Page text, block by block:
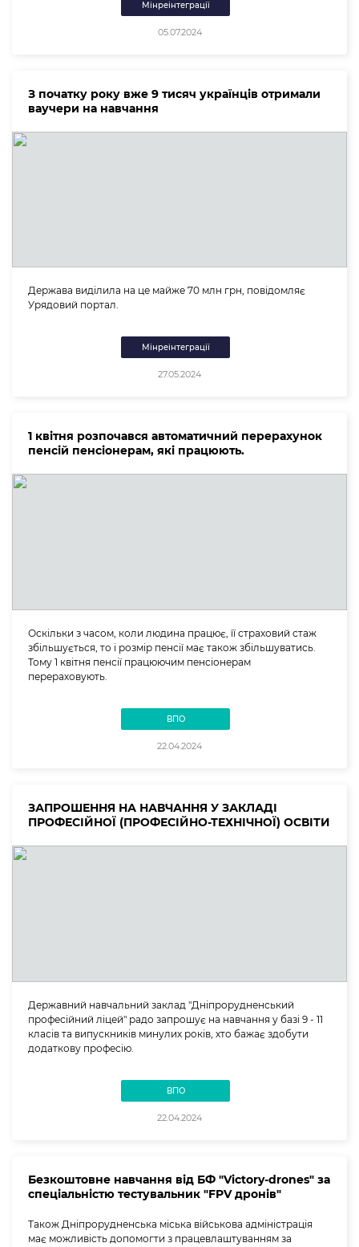
Мінреінтеграції
05.07.2024
З початку року вже 9 тисяч українців отримали
ваучери на навчання
Держава виділила на це майже 70 млн грн, повідомляє
Урядовий портал.
Мінреінтеграції
27.05.2024
1 квітня розпочався автоматичний перерахунок
пенсій пенсіонерам, які працюють.
Оскільки з часом, коли людина працює, її страховий стаж
збільшується, то і розмір пенсії має також збільшуватись.
Тому 1 квітня пенсії працюючим пенсіонерам
перераховують.
ВПО
22.04.2024
ЗАПРОШЕННЯ НА НАВЧАННЯ У ЗАКЛАДІ
ПРОФЕСІЙНОЇ (ПРОФЕСІЙНО-ТЕХНІЧНОЇ) ОСВІТИ
Державний навчальний заклад "Дніпрорудненський
професійний ліцей" радо запрошує на навчання у базі 9 - 11
класів та випускників минулих років, хто бажає здобути
додаткову професію.
ВПО
22.04.2024
Безкоштовне навчання від БФ "Victory-drones" за
спеціальністю тестувальник "FPV дронів"
Також Дніпрорудненська міська військова адміністрація
має можливість допомогти з працевлаштуванням за